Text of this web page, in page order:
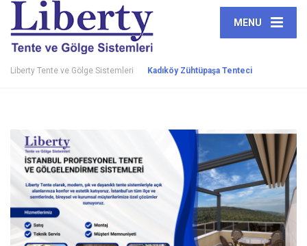
MENU
Liberty Tente ve Gölge Sistemleri Kadıköy Zühtüpaşa Tenteci